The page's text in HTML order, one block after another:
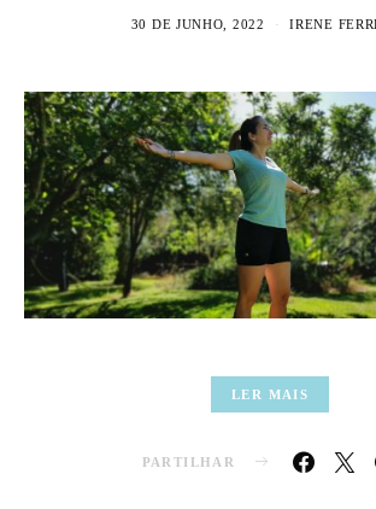
30 DE JUNHO, 2022 IRENE
LER MAIS
PARTILHAR